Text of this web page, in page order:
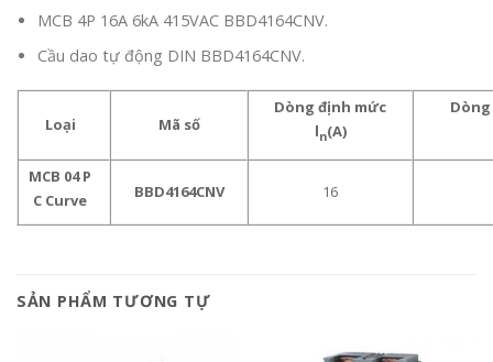
MCB 4P 16A 6kA 415VAC BBD4164CNV.
Cầu dao tự động DIN BBD4164CNV.
Loại Mã số
Dòng định mức
ln(A)
MCB 04 P
C Curve
BBD4164CNV 16
SẢN PHẨM TƯƠNG TỰ